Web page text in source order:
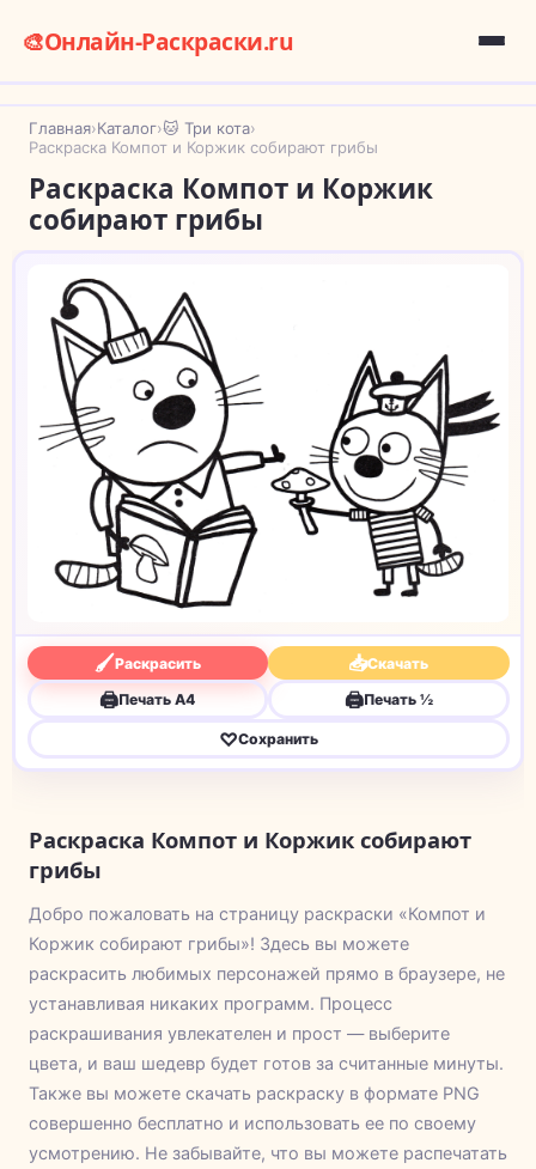
🎨Онлайн-Раскраски.ru
Главная›Каталог›🐱 Три кота›
Раскраска Компот и Коржик собирают грибы
Раскраска Компот и Коржик
собирают грибы
🖌Раскрасить 📥Скачать
🖨Печать A4 🖨Печать ½
♡Сохранить
Раскраска Компот и Коржик собирают
грибы
Добро пожаловать на страницу раскраски «Компот и
Коржик собирают грибы»! Здесь вы можете
раскрасить любимых персонажей прямо в браузере, не
устанавливая никаких программ. Процесс
раскрашивания увлекателен и прост — выберите
цвета, и ваш шедевр будет готов за считанные минуты.
Также вы можете скачать раскраску в формате PNG
совершенно бесплатно и использовать ее по своему
усмотрению. Не забывайте, что вы можете распечатать